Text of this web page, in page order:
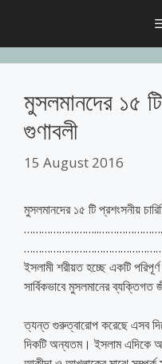
মুসলমানদের ১৫
গুণাবলী
15 August 2016
মুসলমানদের ১৫ টি প্রশংসনীয়
……………………..
ইসলামী শরীয়ত হচ্ছে একটি
সার্বিকভাবে মুসলমানের
ত্যন্ত গুরুত্বারোপ করেছে এসব
দিকটি অন্যতম। ইসলাম এদিকে